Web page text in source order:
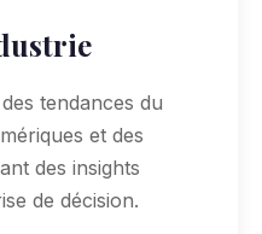
tendances du
et des
des insights
de décision.